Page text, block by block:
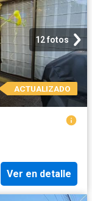
12 fotos
ACTUALIZADO
Ver en detalle